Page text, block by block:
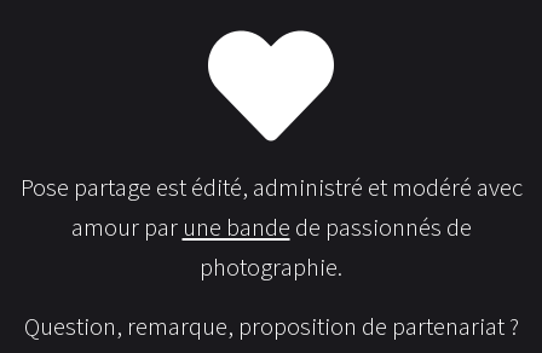
Pose partage est édité, administré et modéré avec
amour par une bande de passionnés de
photographie.
Question, remarque, proposition de partenariat ?